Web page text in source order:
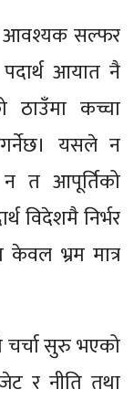
आवश्यक सल्फर
आयात नै
ठाउँमा कच्चा
गर्नेछ। यसले न
त आपूर्तिको
विदेशमै निर्भर
केवल भ्रम मात्र
चर्चा सुरु भएको
र नीति तथा